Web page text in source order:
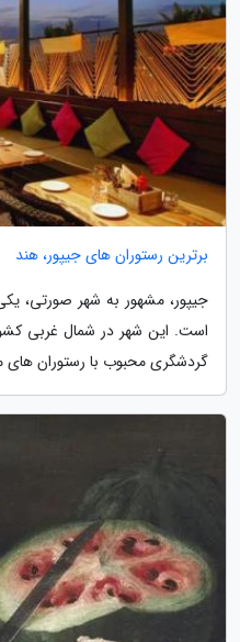
برترین رستوران های جیپور، هند
جیپور، مشهور به شهر صورتی،
است. این شهر در شمال غربی
گردشگری محبوب با رستوران